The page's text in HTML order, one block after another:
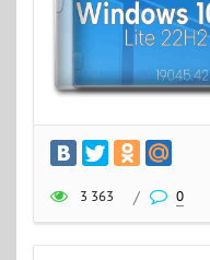
3 363 / 0